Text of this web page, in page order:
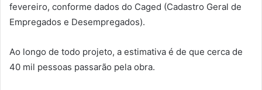
fevereiro, conforme dados do Caged (Cadastro Geral de
Empregados e Desempregados).
Ao longo de todo projeto, a estimativa é de que cerca de
40 mil pessoas passarão pela obra.